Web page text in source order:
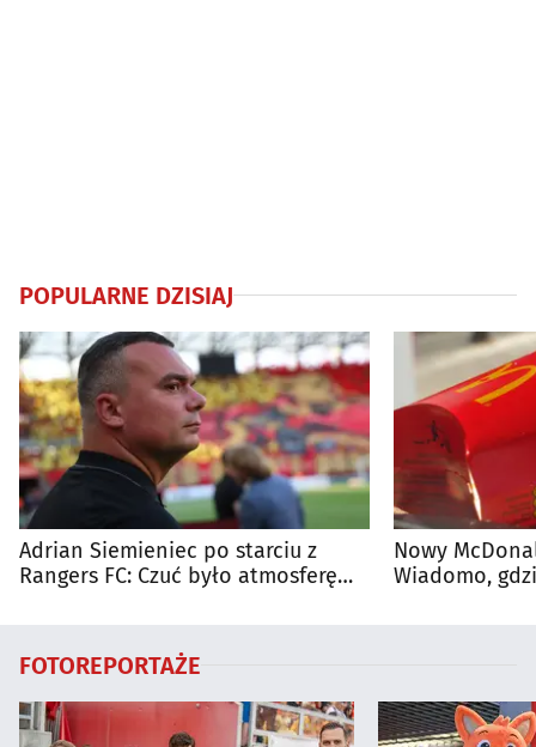
POPULARNE DZISIAJ
Adrian Siemieniec po starciu z
Rangers FC: Czuć było atmosferę
Nowy
Wiadomo,
FOTOREPORTAŻE